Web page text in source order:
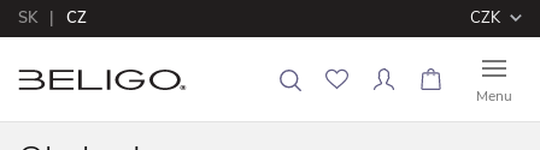
SK CZ CZK
Menu